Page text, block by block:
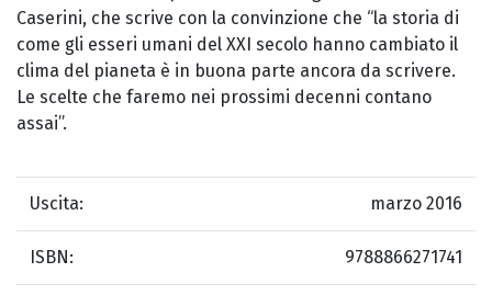
Caserini, che scrive con la convinzione che “la storia di
come gli esseri umani del XXI secolo hanno cambiato il
clima del pianeta è in buona parte ancora da scrivere.
Le scelte che faremo nei prossimi decenni contano
assai”.
Uscita: marzo 2016
ISBN: 9788866271741